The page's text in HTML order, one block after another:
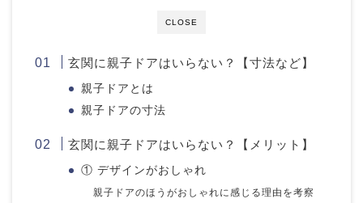
CLOSE
玄関に親子ドアはいらない？【寸法など】
親子ドアとは
親子ドアの寸法
玄関に親子ドアはいらない？【メリット】
① デザインがおしゃれ
親子ドアのほうがおしゃれに感じる理由を考察